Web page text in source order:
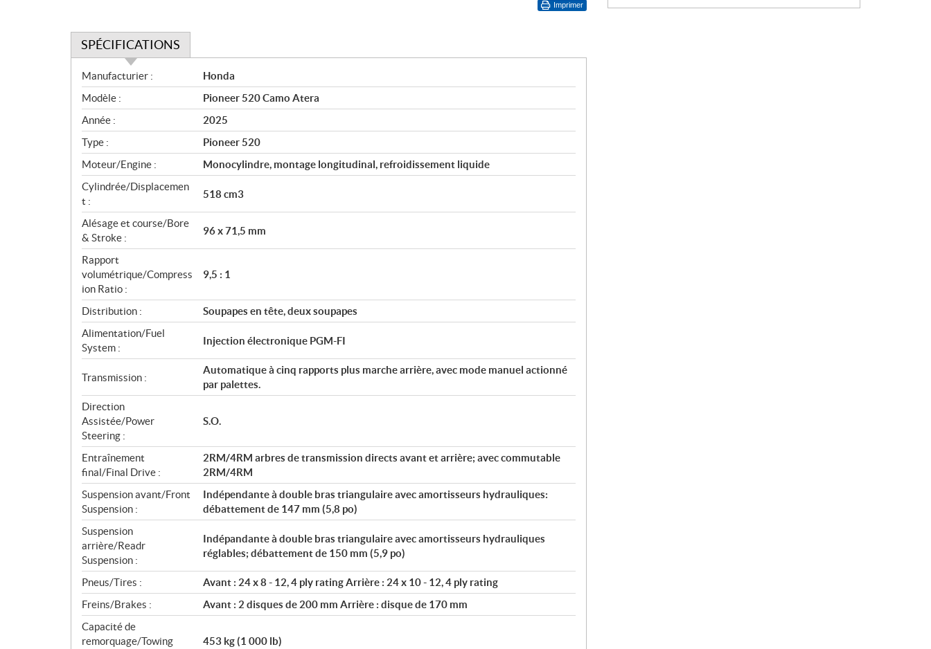
Imprimer
SPÉCIFICATIONS
S
p
é
c
i
f
i
c
a
t
i
o
n
s
Manufacturier :
Honda
Modèle :
Pioneer 520 Camo Atera
Année :
2025
Type :
Pioneer 520
Moteur/Engine :
Monocylindre, montage longitudinal, refroidissement liquide
Cylindrée/Displacemen
t :
518 cm3
Alésage et course/Bore
& Stroke :
96 x 71,5 mm
Rapport
volumétrique/Compress
ion Ratio :
9,5 : 1
Distribution :
Soupapes en tête, deux soupapes
Alimentation/Fuel
System :
Injection électronique PGM-FI
Transmission :
Automatique à cinq rapports plus marche arrière, avec mode manuel actionné
par palettes.
Direction
Assistée/Power
Steering :
S.O.
Entraînement
final/Final Drive :
2RM/4RM arbres de transmission directs avant et arrière; avec commutable
2RM/4RM
Suspension avant/Front
Suspension :
Indépendante à double bras triangulaire avec amortisseurs hydrauliques:
débattement de 147 mm (5,8 po)
Suspension
arrière/Readr
Suspension :
Indépandante à double bras triangulaire avec amortisseurs hydrauliques
réglables; débattement de 150 mm (5,9 po)
Pneus/Tires :
Avant : 24 x 8 - 12, 4 ply rating Arrière : 24 x 10 - 12, 4 ply rating
Freins/Brakes :
Avant : 2 disques de 200 mm Arrière : disque de 170 mm
Capacité de
remorquage/Towing
453 kg (1 000 lb)